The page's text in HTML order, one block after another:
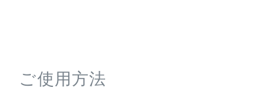
※セラミド類似ポリマーはグリセリル-N-(2-メタクリロイルオ
ご使用方法